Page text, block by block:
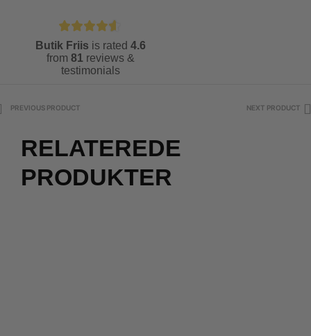
Butik Friis is rated 4.6
from 81 reviews &
testimonials
PREVIOUS PRODUCT NEXT PRODUCT
RELATEREDE
PRODUKTER